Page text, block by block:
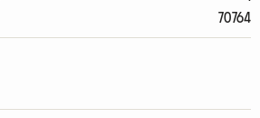
70764